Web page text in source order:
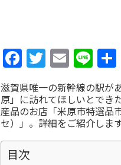
Facebook
Twitter
Email
Line
滋賀県唯一の新幹線の駅が
原」に訪れてほしいとでき
産品のお店「米原市特選品
セ）」。詳細をご紹介しま
目次